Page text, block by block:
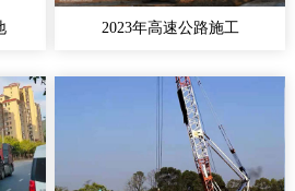
2023年高速公路施工